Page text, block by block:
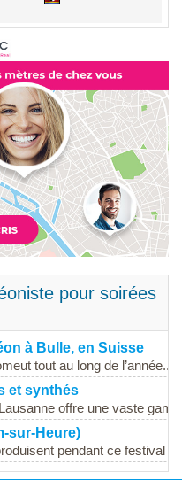
pour soirées
à Bulle, en Suisse
tout au long de l’année...
et synthés
offre une vaste
sur-Heure)
pendant ce festival